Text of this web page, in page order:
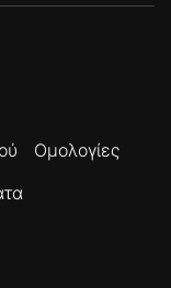
Ομολογίες